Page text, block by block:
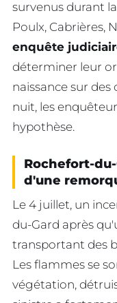
survenus durant
Poulx, Cabrières,
enquête
déterminer leur
naissance sur
nuit, les
hypothèse.
Rochefort-
d'une
Le 4 juillet, un
du-Gard après
transportant des
Les flammes se
végétation,